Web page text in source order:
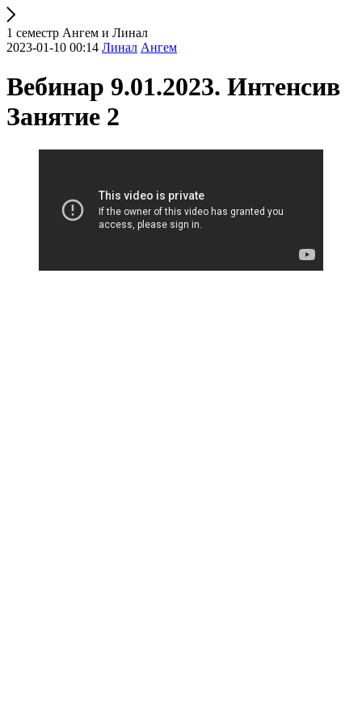
1 семестр Ангем и Линал
2023-01-10 00:14 Линал Ангем
Вебинар 9.01.2023. Интенсив
Занятие 2